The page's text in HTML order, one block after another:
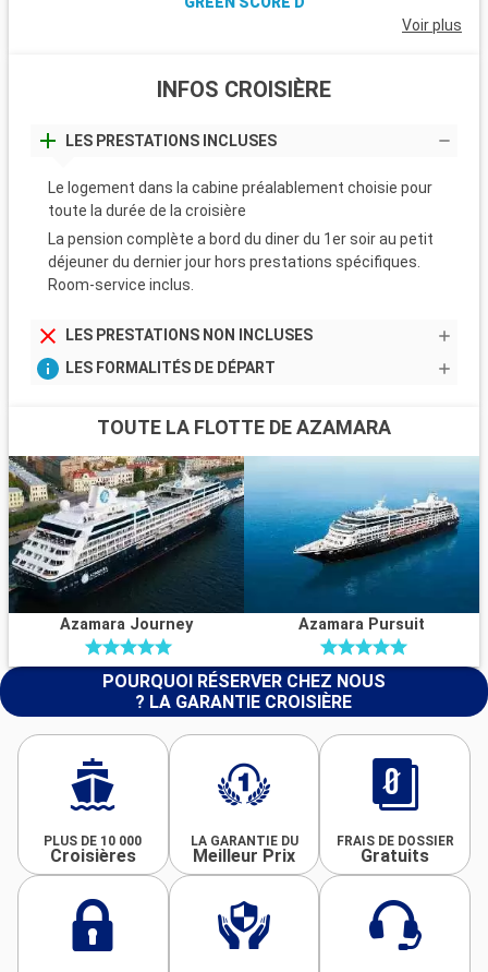
Voir plus
INFOS CROISIÈRE
LES PRESTATIONS INCLUSES
Le logement dans la cabine préalablement choisie pour
toute la durée de la croisière
La pension complète a bord du diner du 1er soir au petit
déjeuner du dernier jour hors prestations spécifiques.
Room-service inclus.
LES PRESTATIONS NON INCLUSES
LES FORMALITÉS DE DÉPART
TOUTE LA FLOTTE DE AZAMARA
Azamara Journey Azamara Pursuit
POURQUOI RÉSERVER CHEZ NOUS
? LA GARANTIE CROISIÈRE
PLUS DE 10 000
Croisières
LA GARANTIE DU
Meilleur Prix
FRAIS DE DOSSIER
Gratuits